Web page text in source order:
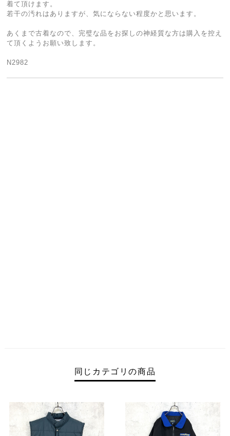
着て頂けます。
若干の汚れはありますが、気にならない程度かと思います。
あくまで古着なので、完璧な品をお探しの神経質な方は購入を控え
て頂くようお願い致します。
N2982
同じカテゴリの商品